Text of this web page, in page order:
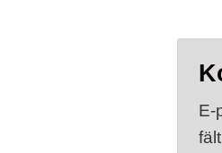
E-